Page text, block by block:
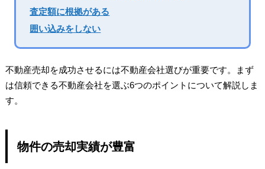
査定額に根拠がある
囲い込みをしない
不動産売却を成功させるには不動産会社選びが重要です。まず
は信頼できる不動産会社を選ぶ6つのポイントについて解説しま
す。
物件の売却実績が豊富